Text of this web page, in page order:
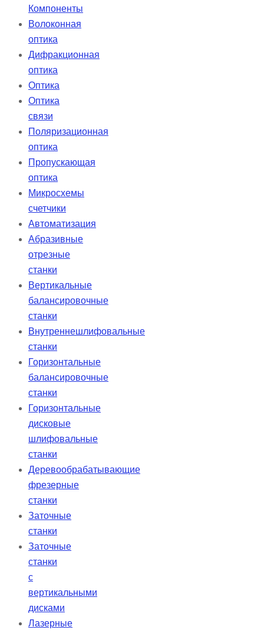
Компоненты
Волоконная
оптика
Дифракционная
оптика
Оптика
Оптика
связи
Поляризационная
оптика
Пропускающая
оптика
Микросхемы
счетчики
Автоматизация
Абразивные
отрезные
станки
Вертикальные
балансировочные
станки
Внутреннешлифовальные
станки
Горизонтальные
балансировочные
станки
Горизонтальные
дисковые
шлифовальные
станки
Деревообрабатывающие
фрезерные
станки
Заточные
станки
Заточные
станки
с
вертикальными
дисками
Лазерные